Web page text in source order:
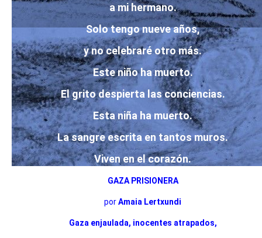
a mi hermano.
Solo tengo nueve años,
y no celebraré otro más.
Este niño ha muerto.
El grito despierta las conciencias.
Esta niña ha muerto.
La sangre escrita en tantos muros.
Viven en el corazón.
GAZA PRISIONERA
porAmaia Lertxundi
Gaza enjaulada, inocentes atrapados,